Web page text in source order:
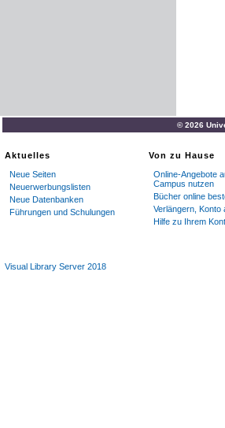
© 2026
Aktuelles
Neue Seiten
Neuerwerbungslisten
Neue Datenbanken
Führungen und Schulungen
Von zu Hause
Online-Angebote
Campus nutzen
Bücher online
Verlängern, Konto
Hilfe zu Ihrem
Visual Library Server 2018